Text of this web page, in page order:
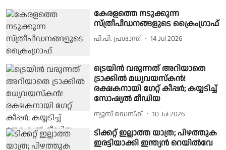
കേരളത്തെ നടുക്കുന്ന
സ്ത്രീപീഡനങ്ങളുടെ ക്രൈംഗ്രാഫ്
പി.പി. പ്രശാന്ത് 14 Jul 2026
ട്രെയിൻ വരുന്നത് അറിയാതെ
ട്രാക്കിൽ മധ്യവയസ്കൻ!
രക്ഷകനായി ​ഗേറ്റ് കീപ്പർ; കയ്യടിച്ച്
സോഷ്യൽ മീഡിയ
ന്യൂസ് ഡെസ്ക് 10 Jul 2026
ടിക്കറ്റ് ഇല്ലാത്ത യാത്ര; പിഴത്തുക
ഇരട്ടിയാക്കി ഇന്ത്യൻ റെയിൽവേ